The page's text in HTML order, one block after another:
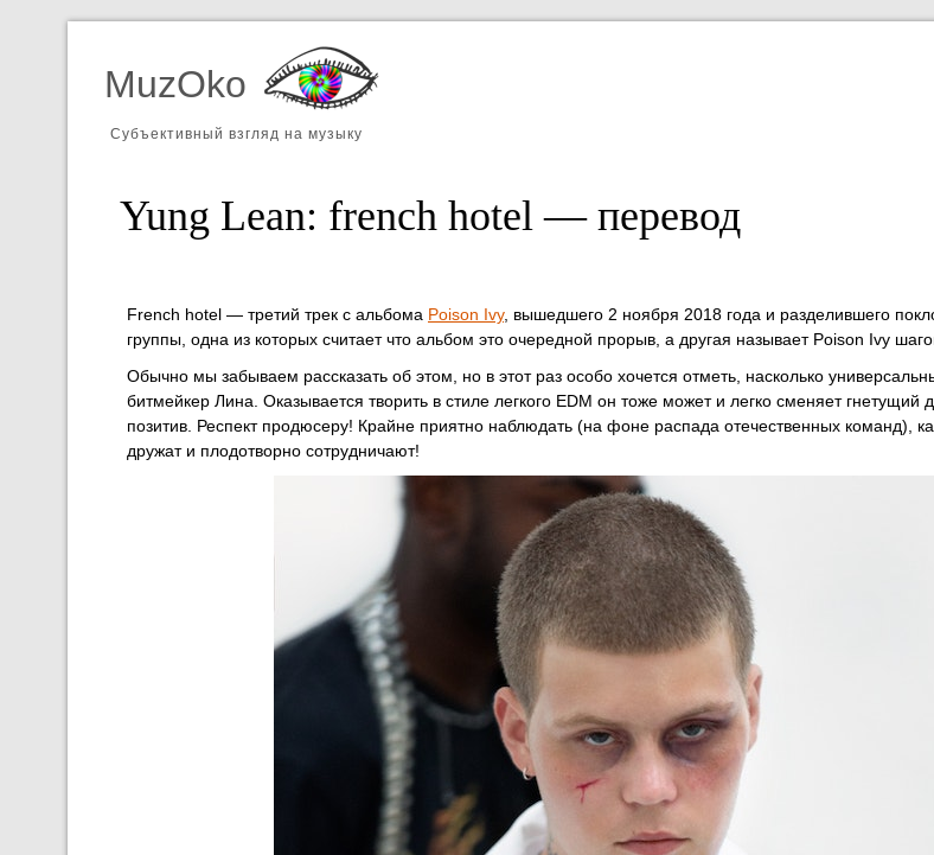
MuzOko
Субъективный взгляд на музыку
Yung Lean: ​french hotel — перевод
French hotel — третий трек с альбома Poison Ivy, вышедшего 2 ноября 2018 года и разделившего
группы, одна из которых считает что альбом это очередной прорыв, а другая называет Poison Ivy
Обычно мы забываем рассказать об этом, но в этот раз особо хочется отметь, насколько
битмейкер Лина. Оказывается творить в стиле легкого EDM он тоже может и легко сменяет гнетущий
позитив. Респект продюсеру! Крайне приятно наблюдать (на фоне распада отечественных команд),
дружат и плодотворно сотрудничают!